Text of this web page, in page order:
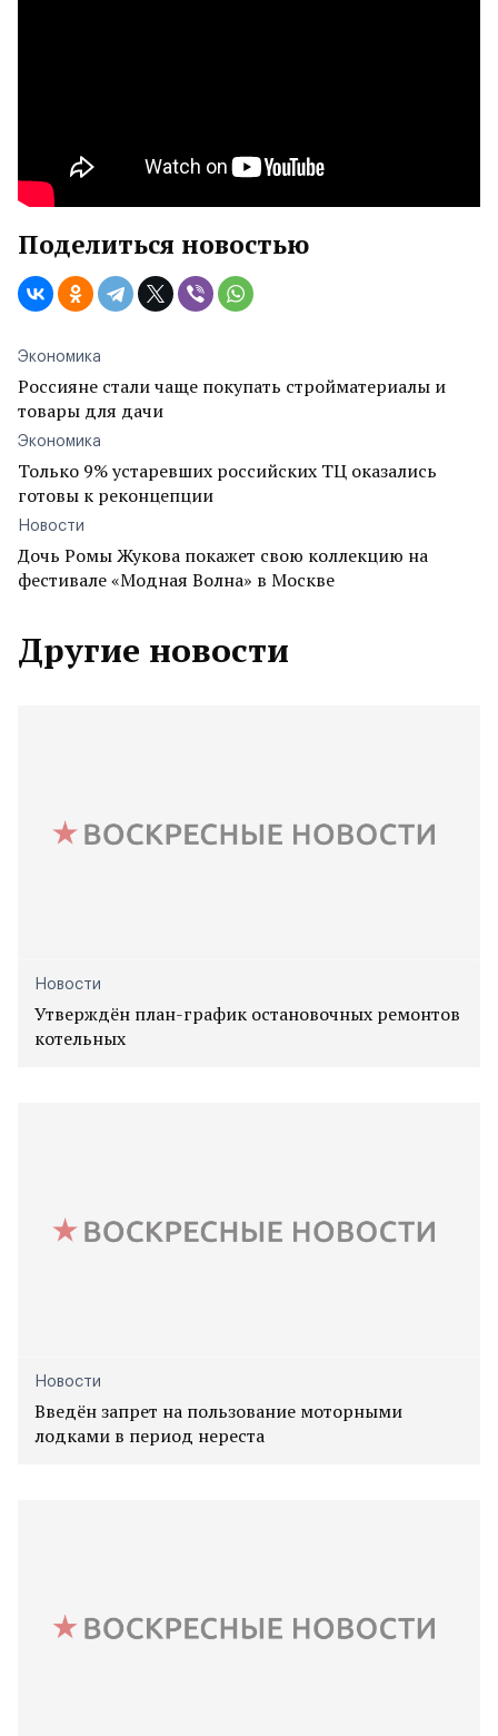
Поделиться новостью
Экономика
Россияне стали чаще покупать стройматериалы и
товары для дачи
Экономика
Только 9% устаревших российских ТЦ оказались
готовы к реконцепции
Новости
Дочь Ромы Жукова покажет свою коллекцию на
фестивале «Модная Волна» в Москве
Другие новости
Новости
Утверждён план-график остановочных ремонтов
котельных
Новости
Введён запрет на пользование моторными
лодками в период нереста